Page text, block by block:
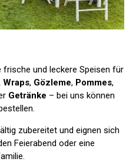
frische und leckere Speisen für
Wraps, Gözleme, Pommes,
Getränke – bei uns können
zubereitet und eignen sich
Feierabend oder eine